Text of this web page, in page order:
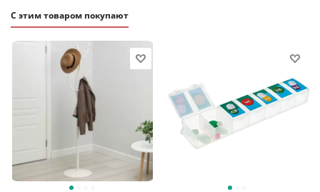
С этим товаром покупают